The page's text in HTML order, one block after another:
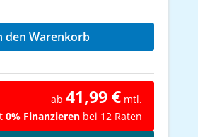
gewünschten Wert
den Warenkorb
ab 41,99 € mtl.
0% Finanzieren bei 12 Raten